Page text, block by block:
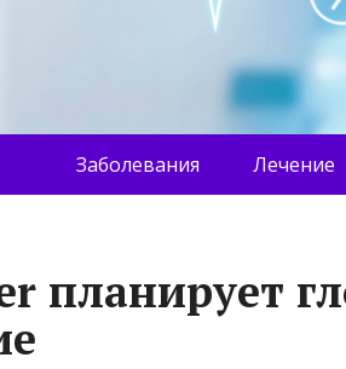
Заболевания Лечение
планирует